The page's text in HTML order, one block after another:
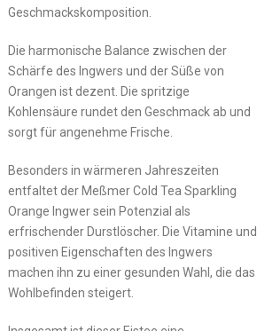
Geschmackskomposition.
Die harmonische Balance zwischen der
Schärfe des Ingwers und der Süße von
Orangen ist dezent. Die spritzige
Kohlensäure rundet den Geschmack ab und
sorgt für angenehme Frische.
Besonders in wärmeren Jahreszeiten
entfaltet der Meßmer Cold Tea Sparkling
Orange Ingwer sein Potenzial als
erfrischender Durstlöscher. Die Vitamine und
positiven Eigenschaften des Ingwers
machen ihn zu einer gesunden Wahl, die das
Wohlbefinden steigert.